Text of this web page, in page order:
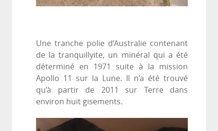
Une tranche polie d’Australie contenant
de la tranquillyite, un minéral qui a été
déterminé en 1971 suite à la mission
Apollo 11 sur la Lune. Il n’a été trouvé
qu’à partir de 2011 sur Terre dans
environ huit gisements.